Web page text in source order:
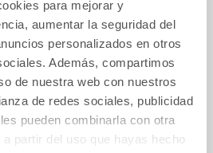
para mejorar y
aumentar la seguridad del
personalizados en otros
Además, compartimos
de nuestra web con nuestros
de redes sociales, publicidad
pueden combinarla con otra
partir del uso que hayas hecho
Mi primer Atlas del
sistema solar
21,95€
Comprar
Mi